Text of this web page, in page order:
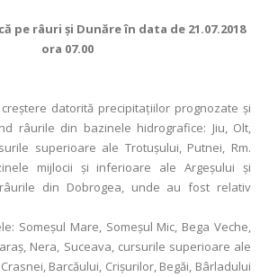
pe râuri şi Dunăre în data de 21.07.2018
ora 07.00
datorită precipitațiilor prognozate și
râurile din bazinele hidrografice: Jiu, Olt,
superioare ale Trotuşului, Putnei, Rm.
mijlocii şi inferioare ale Argeşului şi
din Dobrogea, unde au fost relativ
Someşul Mare, Someşul Mic, Bega Veche,
Nera, Suceava, cursurile superioare ale
Barcăului, Crişurilor, Begăi, Bârladului